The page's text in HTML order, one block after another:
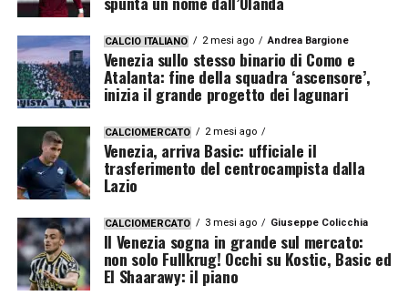
CALCIO ITALIANO 2 mesi ago Andrea Bargione
Venezia sullo stesso binario di Como e
Atalanta: fine della squadra ‘ascensore’,
inizia il grande progetto dei lagunari
CALCIOMERCATO 2 mesi ago
Venezia, arriva Basic: ufficiale il
trasferimento del centrocampista dalla
Lazio
CALCIOMERCATO 3 mesi ago Giuseppe Colicchia
Il Venezia sogna in grande sul mercato:
non solo Fullkrug! Occhi su Kostic, Basic ed
El Shaarawy: il piano